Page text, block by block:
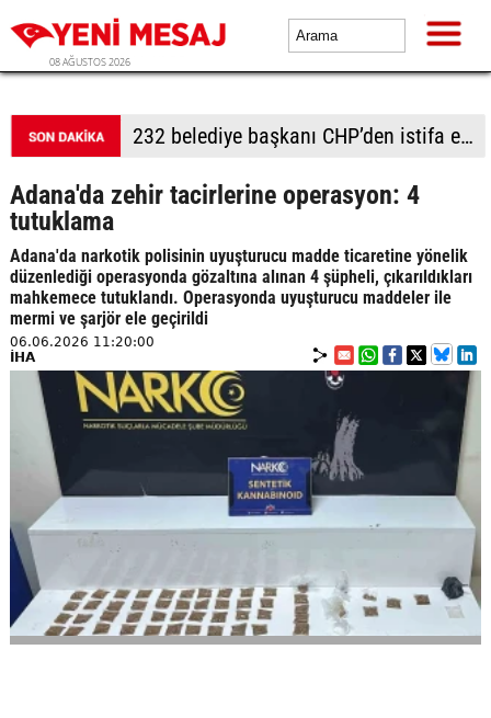
08 AĞUSTOS 2026
Adalet Komisyonu önünde gerginlik
Adana'da zehir tacirlerine operasyon: 4
tutuklama
Adana'da narkotik polisinin uyuşturucu madde ticaretine yönelik
düzenlediği operasyonda gözaltına alınan 4 şüpheli, çıkarıldıkları
mahkemece tutuklandı. Operasyonda uyuşturucu maddeler ile
mermi ve şarjör ele geçirildi
06.06.2026 11:20:00
İHA